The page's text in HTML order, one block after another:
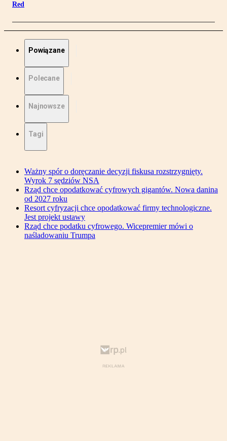
Red
Powiązane
Polecane
Najnowsze
Tagi
Ważny spór o doręczanie decyzji fiskusa rozstrzygnięty.
Wyrok 7 sędziów NSA
Rząd chce opodatkować cyfrowych gigantów. Nowa danina
od 2027 roku
Resort cyfryzacji chce opodatkować firmy technologiczne.
Jest projekt ustawy
Rząd chce podatku cyfrowego. Wicepremier mówi o
naśladowaniu Trumpa